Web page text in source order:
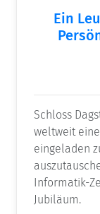
Ein
Schloss
weltweit
eingeladen
Informatik-
Jubiläum.